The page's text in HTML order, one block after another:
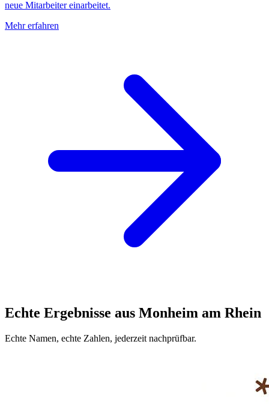
neue Mitarbeiter einarbeitet.
Mehr erfahren
Echte Ergebnisse aus Monheim am Rhein
Echte Namen, echte Zahlen, jederzeit nachprüfbar.